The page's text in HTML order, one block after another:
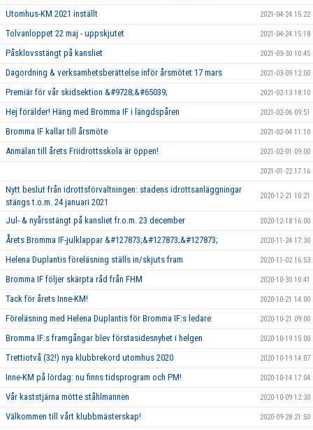
Utomhus-KM 2021 inställt 2021-04-24 15:22
Tolvanloppet 22 maj - uppskjutet 2021-04-24 15:18
Påsklovsstängt på kansliet 2021-03-30 10:45
Dagordning & verksamhetsberättelse inför årsmötet 17 mars 2021-03-09 12:00
Premiär för vår skidsektion &#9728;&#65039; 2021-02-13 18:10
Hej förälder! Häng med Bromma IF i längdspåren 2021-02-06 09:51
Bromma IF kallar till årsmöte 2021-02-04 11:10
Anmälan till årets Friidrottsskola är öppen! 2021-02-01 09:00
2021-01-22 17:16
Nytt beslut från idrottsförvaltningen: stadens idrottsanläggningar
stängs t.o.m. 24 januari 2021
2020-12-21 10:21
Jul- & nyårsstängt på kansliet fr.o.m. 23 december 2020-12-18 16:00
Årets Bromma IF-julklappar &#127873;&#127873;&#127873; 2020-11-24 17:30
Helena Duplantis föreläsning ställs in/skjuts fram 2020-11-02 16:53
Bromma IF följer skärpta råd från FHM 2020-10-30 10:41
Tack för årets Inne-KM! 2020-10-21 14:00
Föreläsning med Helena Duplantis för Bromma IF:s ledare 2020-10-21 09:00
Bromma IF:s framgångar blev förstasidesnyhet i helgen 2020-10-19 15:00
Trettiotvå (32!) nya klubbrekord utomhus 2020 2020-10-19 14:07
Inne-KM på lördag: nu finns tidsprogram och PM! 2020-10-14 17:04
Vår kaststjärna mötte ståhlmannen 2020-10-09 12:30
Välkommen till vårt klubbmästerskap! 2020-09-28 21:50